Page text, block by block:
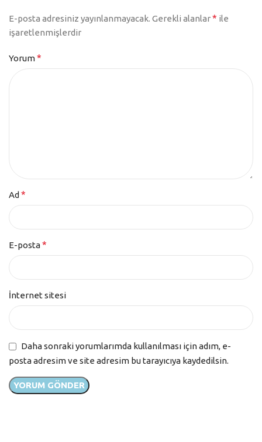
E-posta adresiniz yayınlanmayacak. Gerekli alanlar* ile
işaretlenmişlerdir
Yorum*
Ad *
E-posta*
İnternet sitesi
Daha sonraki yorumlarımda kullanılması için adım, e-
posta adresim ve site adresim bu tarayıcıya kaydedilsin.